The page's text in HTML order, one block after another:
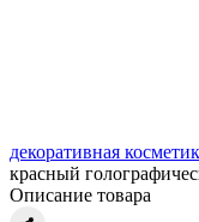
декоративная
красный
Описание товара